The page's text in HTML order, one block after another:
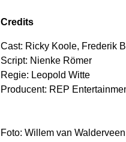
Credits
Cast: Ricky Koole, Frederik
Script: Nienke Römer
Regie: Leopold Witte
Producent: REP
Foto: Willem van Walderveen